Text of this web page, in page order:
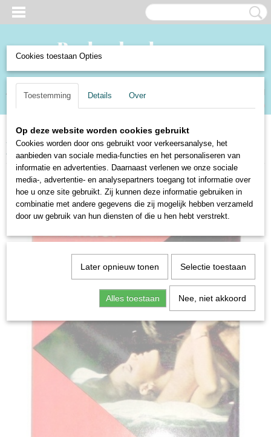
Inloggen Registreren
(0)
Home>Boeken en Strips> Boeken>Fictie>Detectives> De dood
slaapt bij - Michael Collins
Cookies toestaan Opties
Toestemming Details Over
Op deze website worden cookies gebruikt
Cookies worden door ons gebruikt voor verkeersanalyse, het
aanbieden van sociale media-functies en het personaliseren van
informatie en advertenties. Daarnaast verlenen we onze sociale
media-, advertentie- en analysepartners toegang tot informatie over
hoe u onze site gebruikt. Zij kunnen deze informatie gebruiken in
combinatie met andere gegevens die zij mogelijk hebben verzameld
door uw gebruik van hun diensten of die u hen hebt verstrekt.
Later opnieuw tonen Selectie toestaan
Alles toestaan Nee, niet akkoord